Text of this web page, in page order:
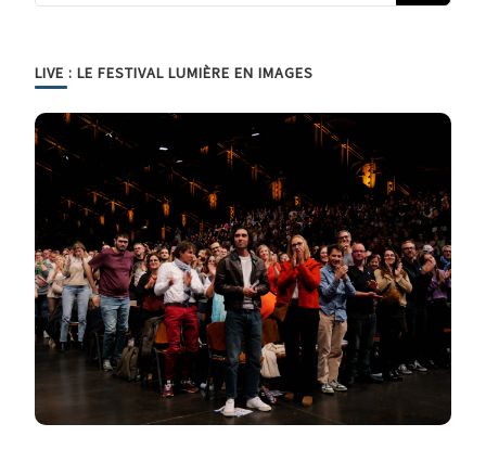
LIVE : LE FESTIVAL LUMIÈRE EN IMAGES